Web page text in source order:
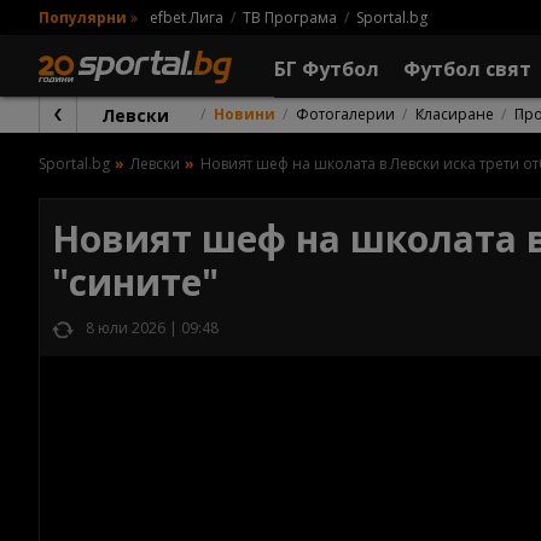
Популярни » efbet Лига ТВ Програма Sportal.bg
БГ Футбол Футбол свят
Левски Новини Фотогалерии Класиране
Sportal.bg Левски Новият шеф на школата в Левски иска трети
Новият шеф на школата
"сините"
8 юли 2026 | 09:48